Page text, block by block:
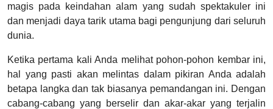
magis pada keindahan alam yang sudah spektakuler ini
dan menjadi daya tarik utama bagi pengunjung dari seluruh
dunia.
Ketika pertama kali Anda melihat pohon-pohon kembar ini,
hal yang pasti akan melintas dalam pikiran Anda adalah
betapa langka dan tak biasanya pemandangan ini. Dengan
cabang-cabang yang berselir dan akar-akar yang terjalin